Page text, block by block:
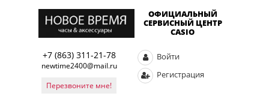
ОФИЦИАЛЬНЫЙ
СЕРВИСНЫЙ ЦЕНТР
CASIO
+7 (863) 311-21-78
newtime2400@mail.ru
Перезвоните мне!
Войти
Регистрация